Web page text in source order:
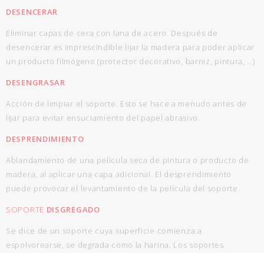
DESENCERAR
Eliminar capas de cera con lana de acero. Después de
desencerar es imprescindible lijar la madera para poder aplicar
un producto filmógeno (protector decorativo, barniz, pintura, …)
DESENGRASAR
Acción de limpiar el soporte. Esto se hace a menudo antes de
lijar para evitar ensuciamiento del papel abrasivo.
DESPRENDIMIENTO
Ablandamiento de una película seca de pintura o producto de
madera, al aplicar una capa adicional. El desprendimiento
puede provocar el levantamiento de la película del soporte.
SOPORTE DISGREGADO
Se dice de un soporte cuya superficie comienza a
espolvorearse, se degrada como la harina. Los soportes